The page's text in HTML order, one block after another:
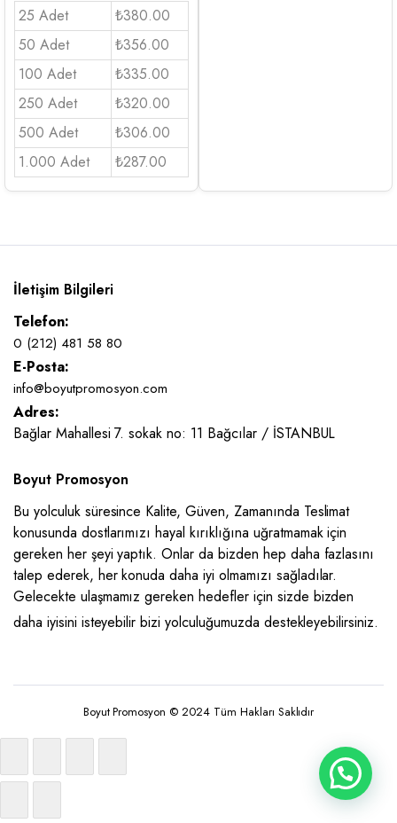
25 Adet
₺380.00
50 Adet
₺356.00
100 Adet
₺335.00
250 Adet
₺320.00
500 Adet
₺306.00
1.000 Adet
₺287.00
İletişim Bilgileri
Telefon:
0 (212) 481 58 80
E-Posta:
info@boyutpromosyon.com
Adres:
Bağlar Mahallesi 7. sokak no: 11 Bağcılar / İSTANBUL
Boyut Promosyon
Bu yolculuk süresince Kalite, Güven, Zamanında Teslimat
konusunda dostlarımızı hayal kırıklığına uğratmamak için
gereken her şeyi yaptık. Onlar da bizden hep daha fazlasını
talep ederek, her konuda daha iyi olmamızı sağladılar.
Gelecekte ulaşmamız gereken hedefler için sizde bizden
daha iyisini isteyebilir bizi yolculuğumuzda destekleyebilirsiniz.
Boyut Promosyon © 2024 Tüm Hakları Saklıdır